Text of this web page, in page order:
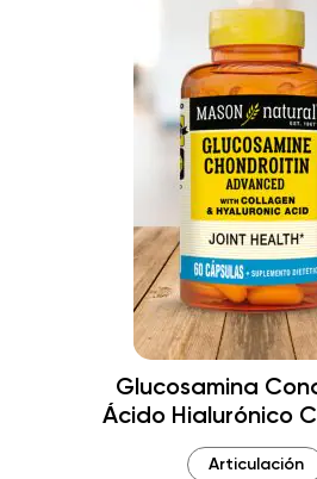
Glucosamina
Ácido Hialurónico
Articulación